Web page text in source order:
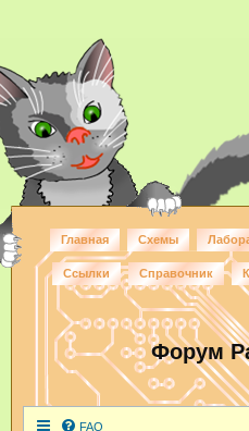
Главная Схемы
Ссылки Справочник
Форум
FAQ